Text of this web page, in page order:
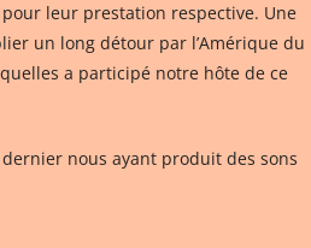
leur prestation respective. Une
un long détour par l’Amérique du
a participé notre hôte de ce
dernier nous ayant produit des sons